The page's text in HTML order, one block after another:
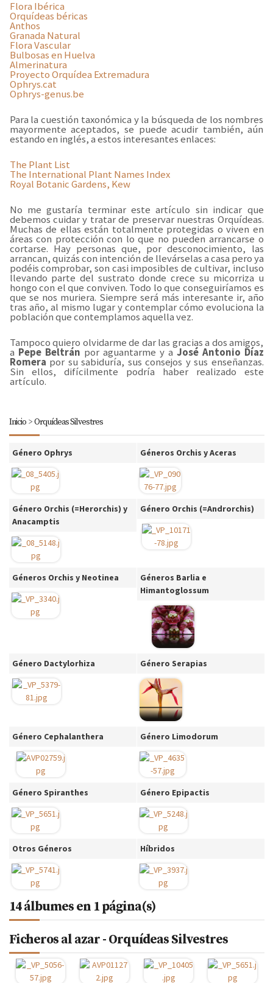
Flora Ibérica
Orquídeas béricas
Anthos
Granada Natural
Flora Vascular
Bulbosas en Huelva
Almerinatura
Proyecto Orquídea Extremadura
Ophrys.cat
Ophrys-genus.be
Para la cuestión taxonómica y la búsqueda de los nombres
mayormente aceptados, se puede acudir también, aún
estando en inglés, a estos interesantes enlaces:
The Plant List
The International Plant Names Index
Royal Botanic Gardens, Kew
No me gustaría terminar este artículo sin indicar que
debemos cuidar y tratar de preservar nuestras Orquídeas.
Muchas de ellas están totalmente protegidas o viven en
áreas con protección con lo que no pueden arrancarse o
cortarse. Hay personas que, por desconocimiento, las
arrancan, quizás con intención de llevárselas a casa pero ya
podéis comprobar, son casi imposibles de cultivar, incluso
llevando parte del sustrato donde crece su micorriza u
hongo con el que conviven. Todo lo que conseguiríamos es
que se nos muriera. Siempre será más interesante ir, año
tras año, al mismo lugar y contemplar cómo evoluciona la
población que contemplamos aquella vez.
Tampoco quiero olvidarme de dar las gracias a dos amigos,
a Pepe Beltrán por aguantarme y aJosé Antonio Díaz
Romera por su sabiduría, sus consejos y sus enseñanzas.
Sin ellos, difícilmente podría haber realizado este
artículo.
Inicio>Orquídeas Silvestres
Género Ophrys Géneros Orchis y Aceras
Género Orchis (=Herorchis) y
Anacamptis
Género Orchis (=Androrchis)
Géneros Orchis y Neotinea
Géneros Barlia e
Himantoglossum
Género Dactylorhiza Género Serapias
Género Cephalanthera Género Limodorum
Género Spiranthes Género Epipactis
Otros Géneros Híbridos
14 álbumes en 1 página(s)
Ficheros al azar - Orquídeas Silvestres